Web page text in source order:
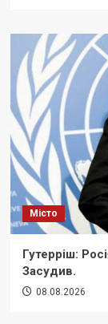
Місто
Гутерріш:
Засудив.
08.08.2026